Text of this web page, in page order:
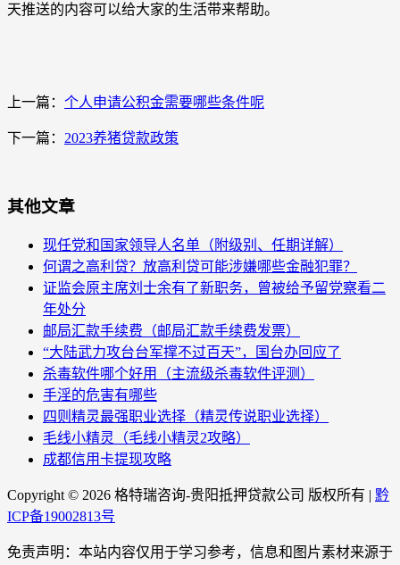
天推送的内容可以给大家的生活带来帮助。
上一篇： 个人申请公积金需要哪些条件呢
下一篇： 2023养猪贷款政策
其他文章
现任党和国家领导人名单（附级别、任期详解）
何谓之高利贷？放高利贷可能涉嫌哪些金融犯罪？
证监会原主席刘士余有了新职务，曾被给予留党察看二
年处分
邮局汇款手续费（邮局汇款手续费发票）
“大陆武力攻台台军撑不过百天”，国台办回应了
杀毒软件哪个好用（主流级杀毒软件评测）
手淫的危害有哪些
四则精灵最强职业选择（精灵传说职业选择）
毛线小精灵（毛线小精灵2攻略）
成都信用卡提现攻略
Copyright © 2026 格特瑞咨询-贵阳抵押贷款公司 版权所有 | 黔
ICP备19002813号
免责声明：本站内容仅用于学习参考，信息和图片素材来源于